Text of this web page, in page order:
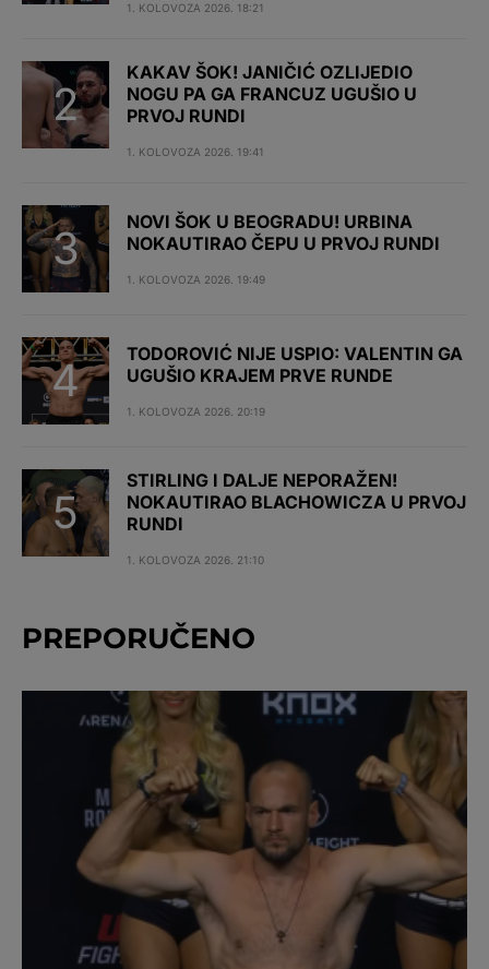
1. KOLOVOZA 2026. 18:21
KAKAV ŠOK! JANIČIĆ OZLIJEDIO
NOGU PA GA FRANCUZ UGUŠIO U
PRVOJ RUNDI
1. KOLOVOZA 2026. 19:41
NOVI ŠOK U BEOGRADU! URBINA
NOKAUTIRAO ČEPU U PRVOJ RUNDI
1. KOLOVOZA 2026. 19:49
TODOROVIĆ NIJE USPIO: VALENTIN GA
UGUŠIO KRAJEM PRVE RUNDE
1. KOLOVOZA 2026. 20:19
STIRLING I DALJE NEPORAŽEN!
NOKAUTIRAO BLACHOWICZA U PRVOJ
RUNDI
1. KOLOVOZA 2026. 21:10
PREPORUČENO